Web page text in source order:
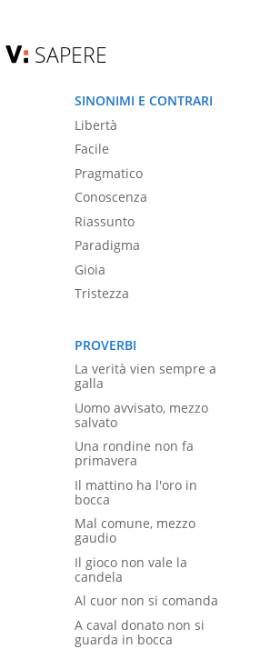
SAPERE
SINONIMI E CONTRARI
Libertà
Facile
Pragmatico
Conoscenza
Riassunto
Paradigma
Gioia
Tristezza
PROVERBI
La verità vien sempre a
galla
Uomo avvisato, mezzo
salvato
Una rondine non fa
primavera
Il mattino ha l'oro in
bocca
Mal comune, mezzo
gaudio
Il gioco non vale la
candela
Al cuor non si comanda
A caval donato non si
guarda in bocca